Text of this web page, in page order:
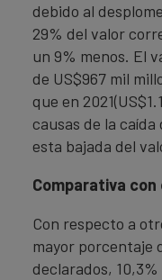
debido al
29% del valor
un 9% menos. El
de US$967 mil
que en
causas de la
esta bajada del
Comparativa
Con respecto a
mayor porcentaje
declarados,